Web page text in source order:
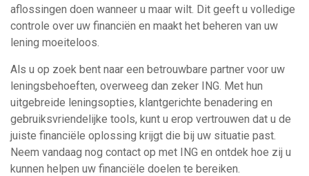
aflossingen doen wanneer u maar wilt. Dit geeft u volledige
controle over uw financiën en maakt het beheren van uw
lening moeiteloos.
Als u op zoek bent naar een betrouwbare partner voor uw
leningsbehoeften, overweeg dan zeker ING. Met hun
uitgebreide leningsopties, klantgerichte benadering en
gebruiksvriendelijke tools, kunt u erop vertrouwen dat u de
juiste financiële oplossing krijgt die bij uw situatie past.
Neem vandaag nog contact op met ING en ontdek hoe zij u
kunnen helpen uw financiële doelen te bereiken.